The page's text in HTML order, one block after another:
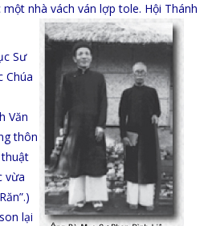
nhà vách ván lợp tole. Hội Thánh
Sư
Chúa
Văn
thôn
vừa
lại